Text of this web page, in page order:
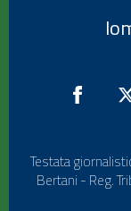
Testata
Bertani - Reg.